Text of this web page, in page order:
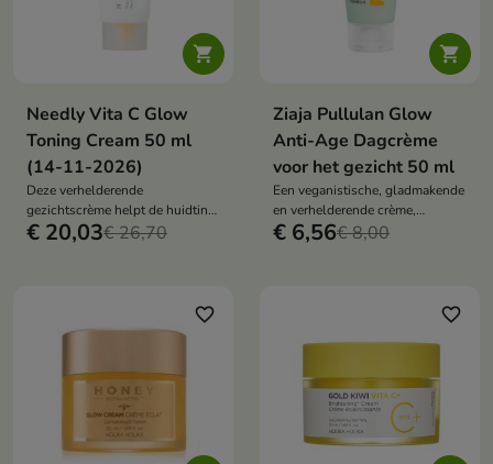

Needly Vita C Glow
Toning Cream 50 ml
(14-11-2026)
Deze verhelderende
gezichtscrème helpt de huidtint
te egaliseren, verkleuringen te
derivaat, niacinamide, panthenol,
hyaluronzuur en
verzacht en beschermt tegen
oxidatieve stress.
€ 20,03€ 26,70

Ziaja Pullulan Glow
Anti-Age Dagcrème
voor het gezicht 50 ml
Een veganistische, gladmakende
en verhelderende crème,
speciaal ontwikkeld voor de
€ 6,56€ 8,00
favorite_border favorite_border